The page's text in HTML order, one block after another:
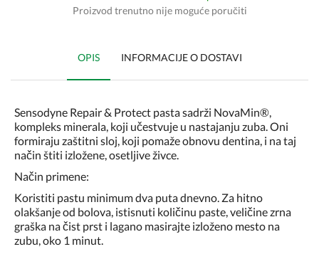
Proizvod trenutno nije moguće poručiti
OPIS INFORMACIJE O DOSTAVI
Sensodyne Repair & Protect pasta sadrži NovaMin®,
kompleks minerala, koji učestvuje u nastajanju zuba. Oni
formiraju zaštitni sloj, koji pomaže obnovu dentina, i na taj
način štiti izložene, osetljive živce.
Način primene:
Koristiti pastu minimum dva puta dnevno. Za hitno
olakšanje od bolova, istisnuti količinu paste, veličine zrna
graška na čist prst i lagano masirajte izloženo mesto na
zubu, oko 1 minut.